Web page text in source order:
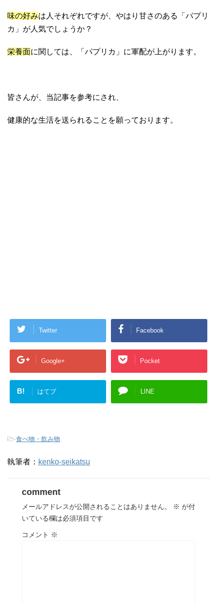
味の好みは人それぞれですが、やはり甘さのある「パプリ
カ」が人気でしょうか？
栄養面に関しては、「パプリカ」に軍配が上がります。
皆さんが、当記事を参考にされ、
健康的な生活を送られることを願っております。
Twitter Facebook
Google+ Pocket
B! はてブ LINE
-食べ物・飲み物
執筆者： kenko-seikatsu
comment
メールアドレスが公開されることはありません。 ※ が付
いている欄は必須項目です
コメント ※